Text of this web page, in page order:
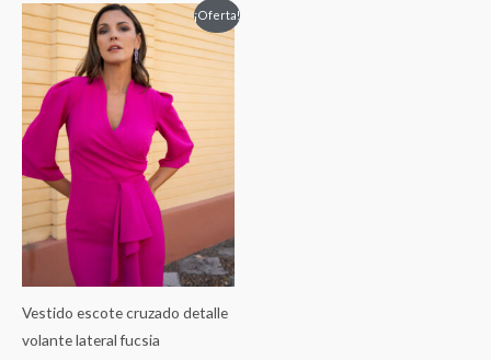
¡Oferta!
Vestido escote cruzado detalle
volante lateral fucsia
El
precio
original
era:
119,00€.
El
precio
actual
es:
89,00€.